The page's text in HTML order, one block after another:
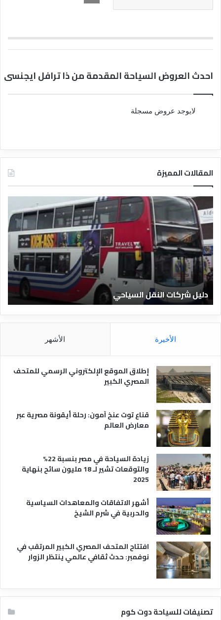
احدث العروض السياحة المقدمة من ذا ترافل ايجنسى
لايوجد عروض مسجلة
المقالات المميزة
ل
ي
ش
ر
ك
ا
ت
ل
ن
ق
ل
س
ح
ي
دليل شركات النقل السياحي
ا
ر
الأخيرة الأشهر
إطلاق الموقع الإلكتروني الرسمي للمتحف
المصري الكبير
قناع توت عنخ آمون: رحلة أيقونة مصرية عبر
معارض العالم
زيادة السياحة في مصر بنسبة 22%
والتوقعات تشير لـ 18 مليون سائح بنهاية
2025
أشهر الاتفاقات والمعاهدات السياسية
والحربية في شرم الشيخ
افتتاح المتحف المصري الكبير المرتقب في
نوفمبر: حدث ثقافي عالمي ينتظر الزوار
تصنيفات للسياحة دوت كوم